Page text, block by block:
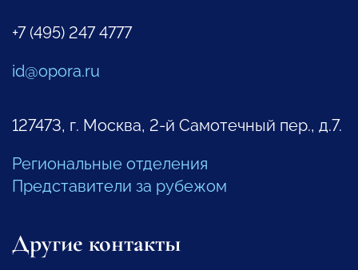
+7 (495) 247 4777
id@opora.ru
127473, г. Москва, 2-й Самотечный пер., д.7.
Региональные отделения
Представители за рубежом
Другие контакты